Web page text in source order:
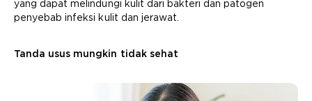
yang dapat melindungi kulit dari bakteri dan patogen
penyebab infeksi kulit dan jerawat.
Tanda usus mungkin tidak sehat